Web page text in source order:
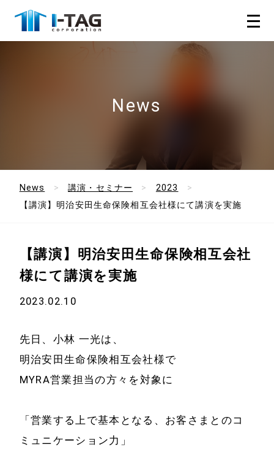
News
News 講演・セミナー
2023
【講演】明治安田生命保険相互会社様にて講演を実施
【講演】明治安田生命保険相互会社
様にて講演を実施
2023.02.10
先日、小林 一光は、
明治安田生命保険相互会社様で
MYRA営業担当の方々を対象に
「営業する上で基本となる、お客さまとのコ
ミュニケーション力」